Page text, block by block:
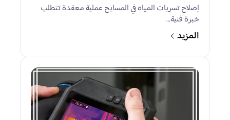
إصلاح تسربات المياه في المسابح عملية معقدة تتطلب
خبرة فنية…
المزيد